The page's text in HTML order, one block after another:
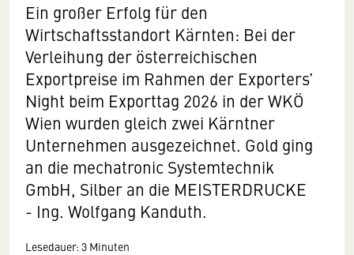
Ein großer Erfolg für den
Wirtschaftsstandort Kärnten: Bei der
Verleihung der österreichischen
Exportpreise im Rahmen der Exporters’
Night beim Exporttag 2026 in der WKÖ
Wien wurden gleich zwei Kärntner
Unternehmen ausgezeichnet. Gold ging
an die mechatronic Systemtechnik
GmbH, Silber an die MEISTERDRUCKE
- Ing. Wolfgang Kanduth.
Lesedauer: 3 Minuten